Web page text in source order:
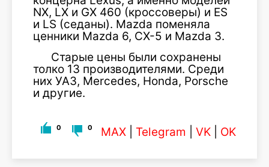
NX, LX и GX 460 (кроссоверы) и ES
и LS (седаны). Mazda поменяла
ценники Mazda 6, CX-5 и Mazda 3.
Старые цены были сохранены
толко 13 производителями. Среди
них УАЗ, Mercedes, Honda, Porsche
и другие.
0 0 MAX Telegram VK OK